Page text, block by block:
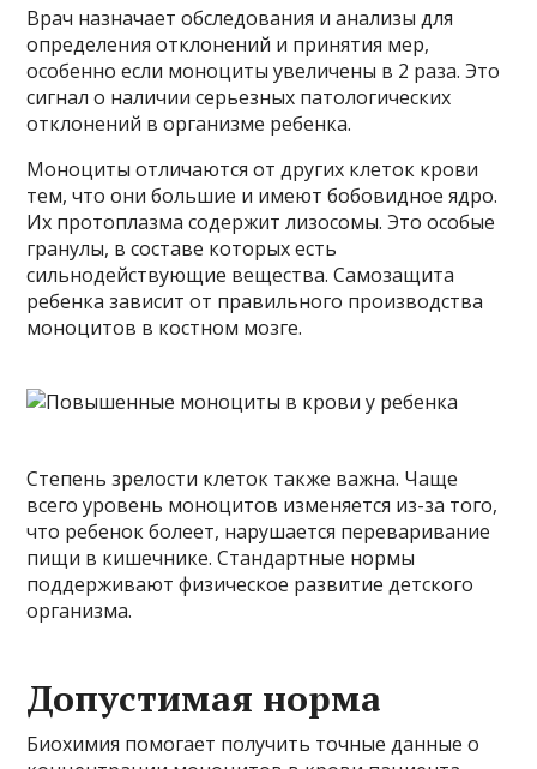
Врач назначает обследования и анализы для
определения отклонений и принятия мер,
особенно если моноциты увеличены в 2 раза. Это
сигнал о наличии серьезных патологических
отклонений в организме ребенка.
Моноциты отличаются от других клеток крови
тем, что они большие и имеют бобовидное ядро.
Их протоплазма содержит лизосомы. Это особые
гранулы, в составе которых есть
сильнодействующие вещества. Самозащита
ребенка зависит от правильного производства
моноцитов в костном мозге.
Степень зрелости клеток также важна. Чаще
всего уровень моноцитов изменяется из-за того,
что ребенок болеет, нарушается переваривание
пищи в кишечнике. Стандартные нормы
поддерживают физическое развитие детского
организма.
Допустимая норма
Биохимия помогает получить точные данные о